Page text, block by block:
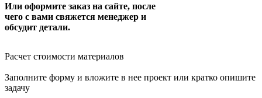
Или оформите заказ на сайте, после
чего с вами свяжется менеджер и
обсудит детали.
Расчет стоимости материалов
Заполните форму и вложите в нее проект или кратко опишите
задачу